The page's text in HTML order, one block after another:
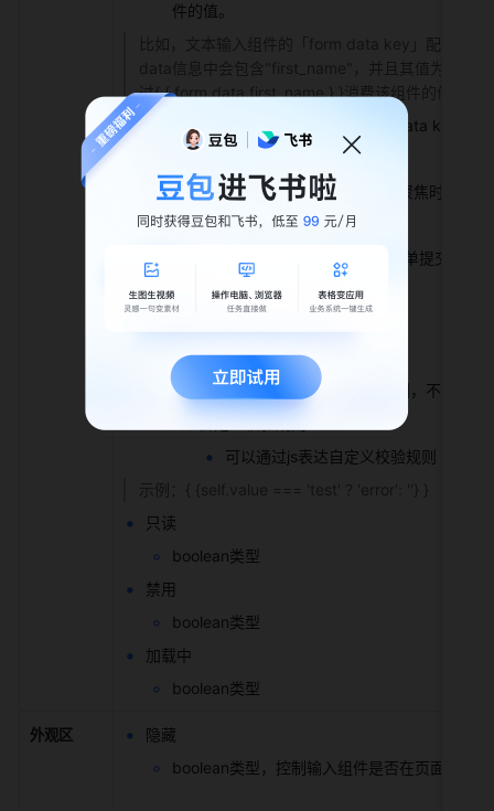
件的值。
比如，文本输入组件的「form data key」配置为
data信息中会包含"first_name"，并且其值为该文
过{ { form.data.first_name } }消费该组件的值
同一个表单内有多个相同「form data key」
支持3种事件：「值改变时」、「聚焦时」、
校验
校验时机：聚焦时、值改变时、表单提交时（
校验内容：
最大长度
可以自定义富文本字符限制，不得超
自定义校验规则
可以通过js表达自定义校验规则
示例：{ {self.value === 'test' ? 'error': ''} }
只读
boolean类型
禁用
boolean类型
加载中
boolean类型
外观区
隐藏
boolean类型，控制输入组件是否在页面上隐藏